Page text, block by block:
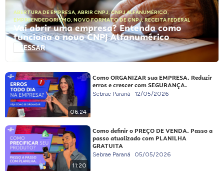
ABERTURA DE EMPRESA, ABRIR CNPJ,CNPJ ALFANUMÉRICO,
EMPREENDEDORISMO, NOVO FORMATO DE CNPJ,RECEITA FEDERAL
Vai abrir uma empresa? Entenda como
funciona o novo CNPJ Alfanumérico
ACESSAR
06:24
Como ORGANIZAR sua EMPRESA. Reduzir
erros e crescer com SEGURANÇA.
Sebrae Paraná 12/05/2026
11:20
Como definir o PREÇO DE VENDA. Passo a
passo atualizado com PLANILHA
GRATUITA
Sebrae Paraná 05/05/2026